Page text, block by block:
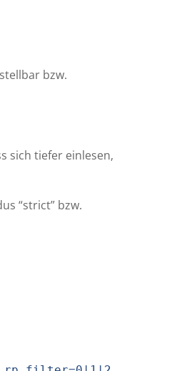
bzw.
sich tiefer einlesen,
“strict” bzw.